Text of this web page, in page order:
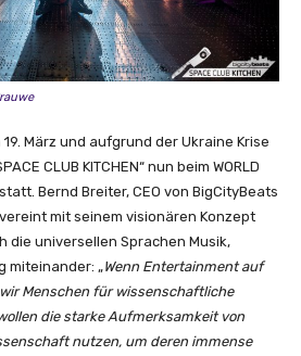
März und aufgrund der Ukraine Krise
CLUB KITCHEN“ nun beim WORLD
Bernd Breiter, CEO von BigCityBeats
mit seinem visionären Konzept
die universellen Sprachen Musik,
miteinander: „Wenn Entertainment auf
Menschen für wissenschaftliche
die starke Aufmerksamkeit von
nutzen, um deren immense